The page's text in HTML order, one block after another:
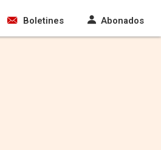
Boletines Abonados